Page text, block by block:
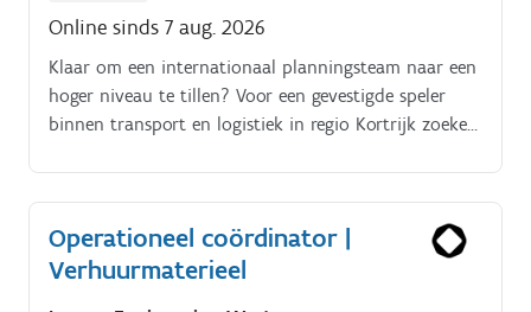
Online sinds 7 aug. 2026
Klaar om een internationaal planningsteam naar een
hoger niveau te tillen? Voor een gevestigde speler
binnen transport en logistiek in regio Kortrijk zoeken
blik.
Operationeel coördinator |
Verhuurmaterieel